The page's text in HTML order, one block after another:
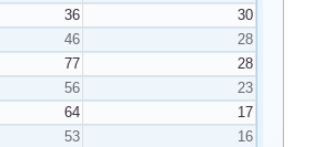
36
30
46
28
77
28
56
23
64
17
53
16